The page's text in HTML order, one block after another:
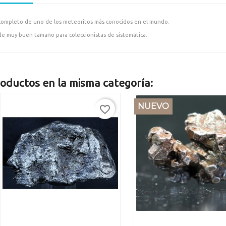
de uno de los meteoritos más conocidos en el mundo.
muy buen tamaño para coleccionistas de sistemática.
en la misma categoría:
favorite_border NUEVO